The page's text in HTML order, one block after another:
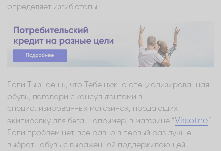
определяет изгиб стопы.
Если Ты знаешь, что Тебе нужна специализированная
обувь, поговори с консультантами в
специализированных магазинах, продающих
экипировку для бега, например, в магазине “Virsotne”.
Если проблем нет, все равно в первый раз лучше
выбрать обувь с выраженной поддерживающей